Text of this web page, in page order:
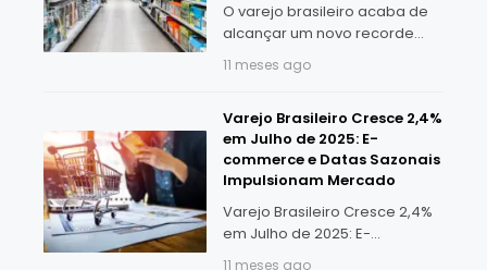
O varejo brasileiro acaba de
alcançar um novo recorde
histórico: em fevereiro de
2025, as vendas cresceram
mais alto já registrado desde
o início da série
11 meses ago
Varejo Brasileiro Cresce 2,4%
em Julho de 2025: E-
commerce e Datas Sazonais
Impulsionam Mercado
Varejo Brasileiro Cresce 2,4%
em Julho de 2025: E-
commerce e Datas Sazonais
11 meses ago